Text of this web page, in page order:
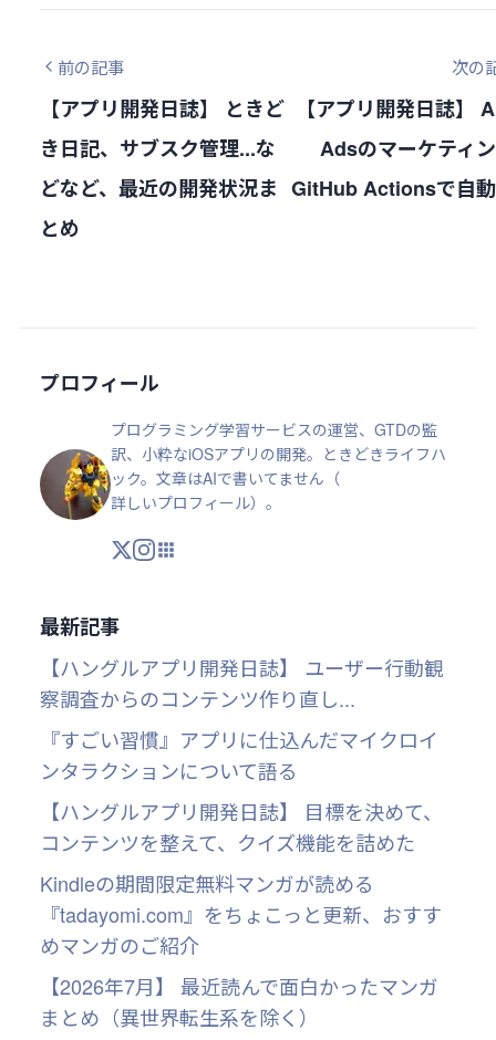
前の記事
【アプリ開発日誌】 ときど
き日記、サブスク管理...な
どなど、最近の開発状況ま
とめ
次の
【アプリ開発日誌】
Adsのマーケティ
GitHub Actionsで自
プロフィール
プログラミング学習サービスの運営、GTDの監
訳、小粋なiOSアプリの開発。ときどきライフハ
ック。文章はAIで書いてません（
詳しいプロフィール）。
X Instagram
アプリ・ツール
最新記事
【ハングルアプリ開発日誌】 ユーザー行動観
察調査からのコンテンツ作り直し...
『すごい習慣』アプリに仕込んだマイクロイ
ンタラクションについて語る
【ハングルアプリ開発日誌】 目標を決めて、
コンテンツを整えて、クイズ機能を詰めた
Kindleの期間限定無料マンガが読める
『tadayomi.com』をちょこっと更新、おすす
めマンガのご紹介
【2026年7月】 最近読んで面白かったマンガ
まとめ（異世界転生系を除く）